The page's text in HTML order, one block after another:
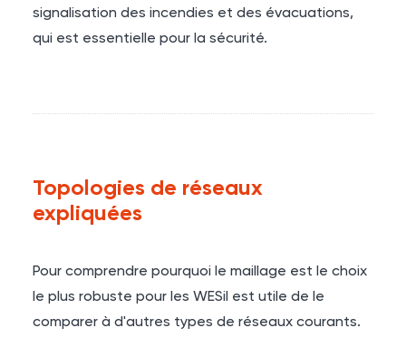
signalisation des incendies et des évacuations,
qui est essentielle pour la sécurité.
Topologies de réseaux
expliquées
Pour comprendre pourquoi le maillage est le choix
le plus robuste pour les WESil est utile de le
comparer à d'autres types de réseaux courants.